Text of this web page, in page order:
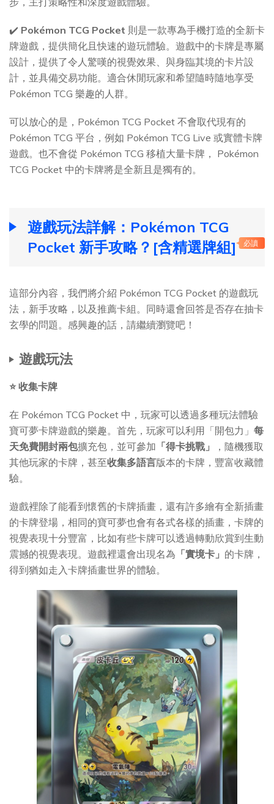
✔️ Pokémon TCG Pocket 則是一款專為手機打造的全新卡
牌遊戲，提供簡化且快速的遊玩體驗。遊戲中的卡牌是專屬
設計，提供了令人驚嘆的視覺效果、與身臨其境的卡片設
計，並具備交易功能。適合休閒玩家和希望隨時隨地享受
Pokémon TCG 樂趣的人群。
可以放心的是，Pokémon TCG Pocket 不會取代現有的
Pokémon TCG 平台，例如 Pokémon TCG Live 或實體卡牌
遊戲。也不會從 Pokémon TCG 移植大量卡牌， Pokémon
TCG Pocket 中的卡牌將是全新且是獨有的。
遊戲玩法詳解：Pokémon TCG
Pocket 新手攻略？[含精選牌組]
必讀
這部分內容，我們將介紹 Pokémon TCG Pocket 的遊戲玩
法，新手攻略，以及推薦卡組。同時還會回答是否存在抽卡
玄學的問題。感興趣的話，請繼續瀏覽吧！
遊戲玩法
⭐ 收集卡牌
在 Pokémon TCG Pocket 中，玩家可以透過多種玩法體驗
寶可夢卡牌遊戲的樂趣。首先，玩家可以利用「開包力」 每
天免費開封兩包擴充包，並可參加 「得卡挑戰」
，隨機獲取
其他玩家的卡牌，甚至收集多語言版本的卡牌，豐富收藏體
驗。
遊戲裡除了能看到懷舊的卡牌插畫，還有許多繪有全新插畫
的卡牌登場，相同的寶可夢也會有各式各樣的插畫，卡牌的
視覺表現十分豐富，比如有些卡牌可以透過轉動欣賞到生動
震撼的視覺表現。遊戲裡還會出現名為 「實境卡」 的卡牌，
得到猶如走入卡牌插畫世界的體驗。